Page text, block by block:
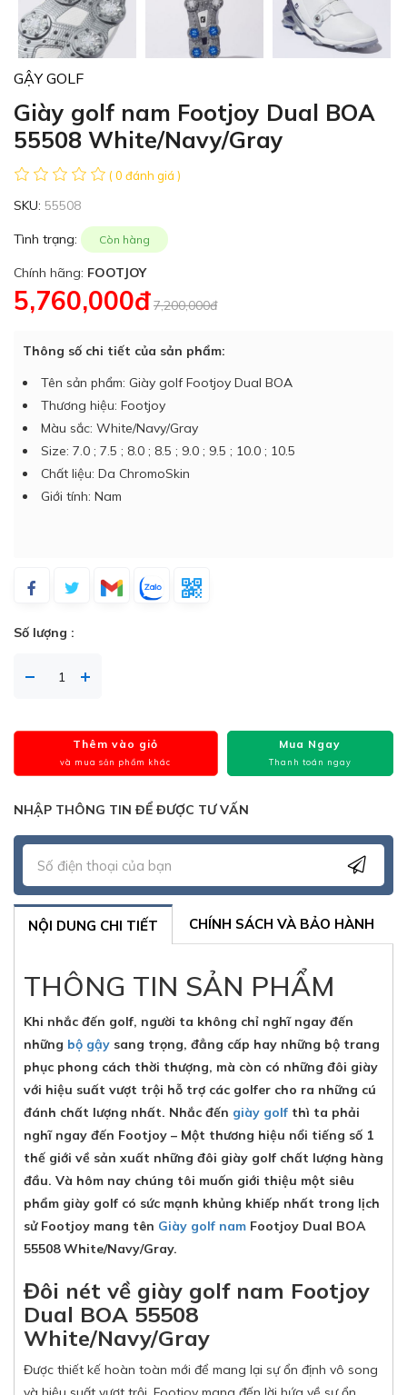
GẬY GOLF
Giày golf nam Footjoy Dual BOA
55508 White/Navy/Gray
( 0 đánh giá )
SKU: 55508
Tình trạng: Còn hàng
Chính hãng: FOOTJOY
5,760,000đ 7,200,000đ
Thông số chi tiết của sản phẩm:
Tên sản phẩm: Giày golf Footjoy Dual BOA
Thương hiệu: Footjoy
Màu sắc: White/Navy/Gray
Size: 7.0 ; 7.5 ; 8.0 ; 8.5 ; 9.0 ; 9.5 ; 10.0 ; 10.5
Chất liệu: Da ChromoSkin
Giới tính: Nam
Số lượng :
Thêm vào giỏ
và mua sản phẩm khác
Mua Ngay
Thanh toán ngay
NHẬP THÔNG TIN ĐỂ ĐƯỢC TƯ VẤN
NỘI DUNG CHI TIẾT CHÍNH SÁCH VÀ BẢO HÀNH
THÔNG TIN SẢN PHẨM
Khi nhắc đến golf, người ta không chỉ nghĩ ngay đến
những bộ gậy sang trọng, đẳng cấp hay những bộ trang
phục phong cách thời thượng, mà còn có những đôi giày
với hiệu suất vượt trội hỗ trợ các golfer cho ra những cú
đánh chất lượng nhất. Nhắc đến giày golf thì ta phải
nghĩ ngay đến Footjoy – Một thương hiệu nổi tiếng số 1
thế giới về sản xuất những đôi giày golf chất lượng hàng
đầu. Và hôm nay chúng tôi muốn giới thiệu một siêu
phẩm giày golf có sức mạnh khủng khiếp nhất trong lịch
sử Footjoy mang tên Giày golf nam Footjoy Dual BOA
55508 White/Navy/Gray.
Đôi nét về giày golf nam Footjoy
Dual BOA 55508
White/Navy/Gray
Được thiết kế hoàn toàn mới để mang lại sự ổn định vô song